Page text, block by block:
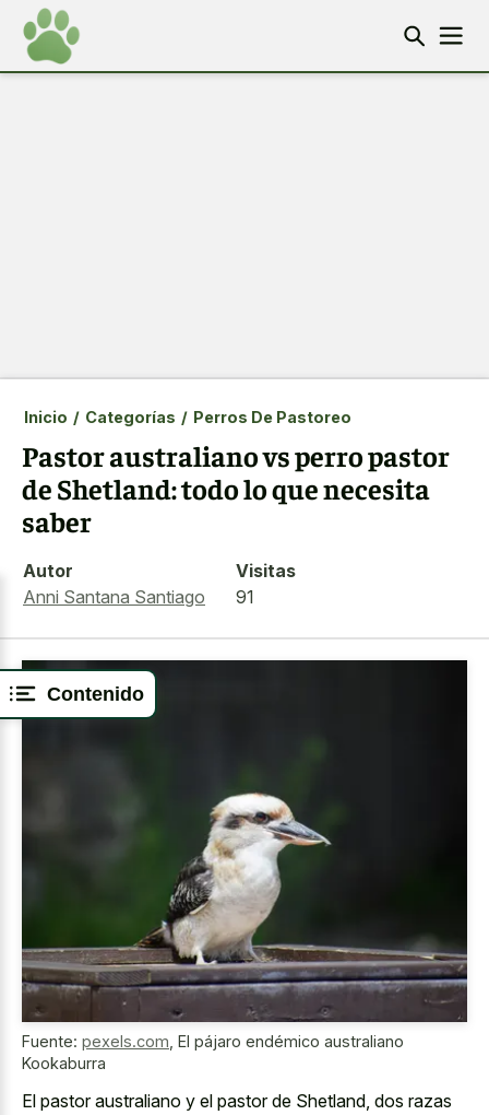
Contenido
Inicio / Categorías / Perros De Pastoreo
Pastor australiano vs perro pastor
de Shetland: todo lo que necesita
saber
Autor
Anni Santana Santiago
Visitas
91
Fuente: pexels.com El pájaro endémico australiano
Kookaburra
El pastor australiano y el pastor de Shetland, dos razas